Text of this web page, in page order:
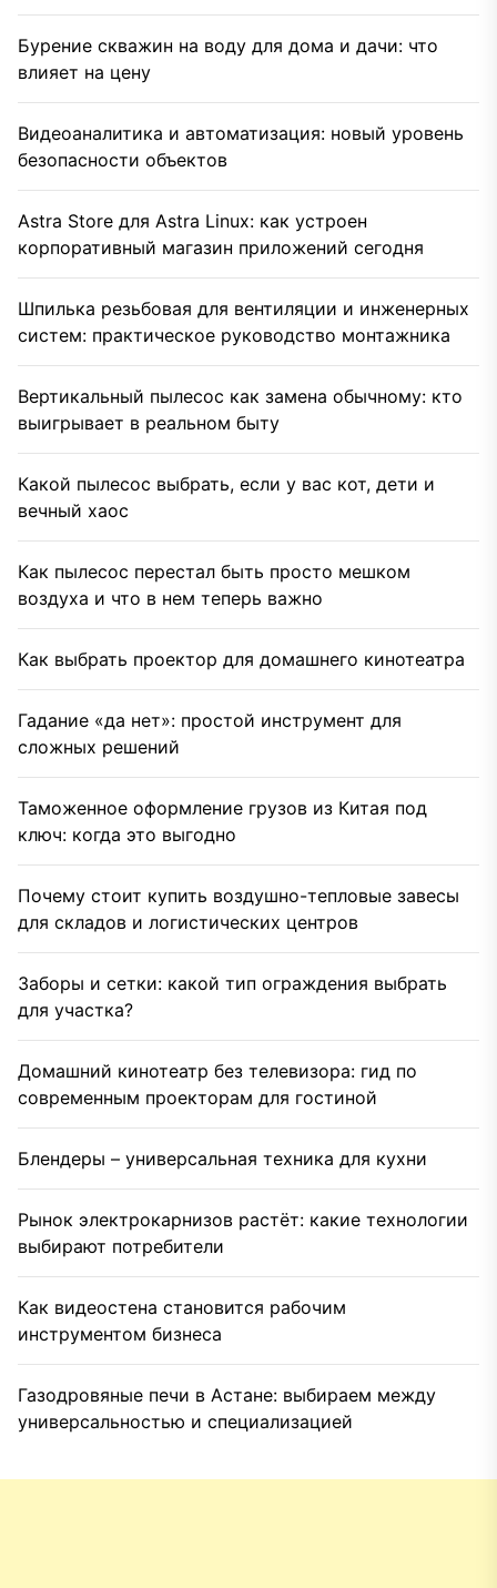
Бурение скважин на воду для дома и дачи: что
влияет на цену
Видеоаналитика и автоматизация: новый уровень
безопасности объектов
Astra Store для Astra Linux: как устроен
корпоративный магазин приложений сегодня
Шпилька резьбовая для вентиляции и инженерных
систем: практическое руководство монтажника
Вертикальный пылесос как замена обычному: кто
выигрывает в реальном быту
Какой пылесос выбрать, если у вас кот, дети и
вечный хаос
Как пылесос перестал быть просто мешком
воздуха и что в нем теперь важно
Как выбрать проектор для домашнего кинотеатра
Гадание «да нет»: простой инструмент для
сложных решений
Таможенное оформление грузов из Китая под
ключ: когда это выгодно
Почему стоит купить воздушно-тепловые завесы
для складов и логистических центров
Заборы и сетки: какой тип ограждения выбрать
для участка?
Домашний кинотеатр без телевизора: гид по
современным проекторам для гостиной
Блендеры – универсальная техника для кухни
Рынок электрокарнизов растёт: какие технологии
выбирают потребители
Как видеостена становится рабочим
инструментом бизнеса
Газодровяные печи в Астане: выбираем между
универсальностью и специализацией